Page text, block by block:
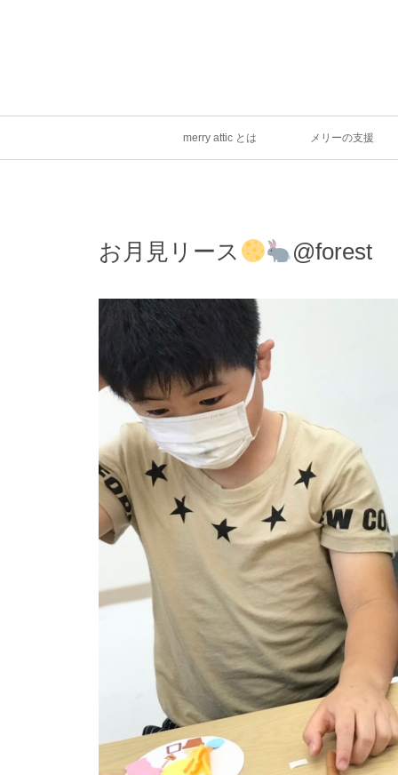
merry attic とは メリーの支援
お月見リース @forest